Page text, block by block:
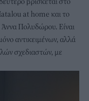
at home και το
Άννα Πολυδώρου. Είναι
αντικειμένων, αλλά
σχεδιαστών, με